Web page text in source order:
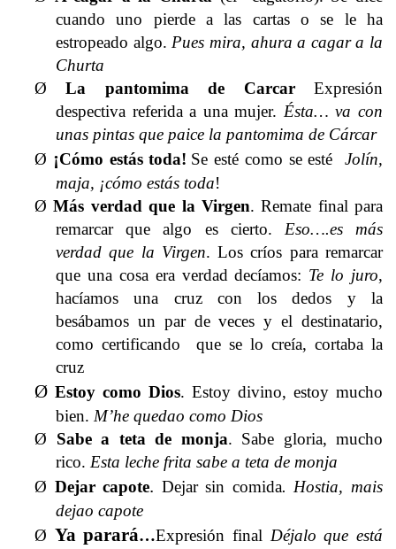
cuando uno pierde a las cartas o se le ha
estropeado algo. Pues mira, ahura a cagar a la
Churta
ØLa pantomima de CarcarExpresión
despectiva referida a una mujer. Ésta… va con
unas pintas que paice la pantomima de Cárcar
Ø ¡Cómo estás toda! Se esté como se estéJolín,
maja, ¡cómo estás toda!
ØMás verdad que la Virgen. Remate final para
remarcar que algo es cierto. Eso….es más
verdad que la Virgen. Los críos para remarcar
que una cosa era verdad decíamos: Te lo juro,
hacíamos una cruz con los dedos y la
besábamos un par de veces y el destinatario,
como certificando que se lo creía, cortaba la
cruz
Ø Estoy como Dios. Estoy divino, estoy mucho
bien. M’he quedao como Dios
Ø Sabe a teta de monja. Sabe gloria, mucho
rico. Esta leche frita sabe a teta de monja
Ø Dejar capote. Dejar sin comida. Hostia, mais
dejao capote
Ø Ya parará…Expresión final Déjalo que está